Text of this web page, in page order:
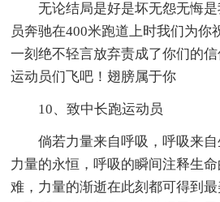
无论结局是好是坏无怨无悔
员奔驰在400米跑道上时我们为你
一刻绝不轻言放弃责成了你们的
运动员们飞吧！翅膀属于你
10、致中长跑运动员
倘若力量来自呼吸，呼吸来
力量的永恒，呼吸的瞬间注释生
难，力量的渐逝在此刻都可得到